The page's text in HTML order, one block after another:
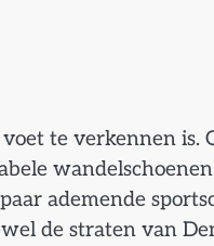
te verkennen
ademende
de straten van